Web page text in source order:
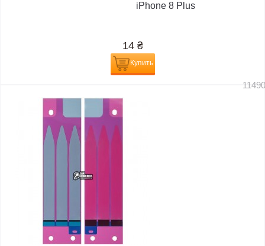
iPhone 8 Plus
14 ₴
Купить